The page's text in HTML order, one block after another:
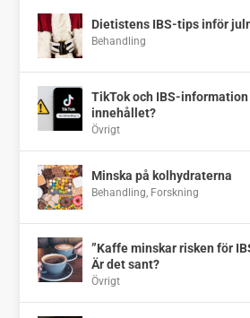
Dietistens IBS-tips inför
Behandling
TikTok och IBS-
innehållet?
Övrigt
Minska på kolhydraterna
Behandling Forskning
”Kaffe minskar risken för
Är det sant?
Övrigt